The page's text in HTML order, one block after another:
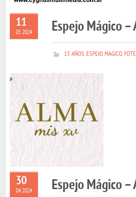
11
05 2024 Espejo Mágico –
15 AÑOS,ESPEJO MAGICO,
30
04 2024 Espejo Mágico –